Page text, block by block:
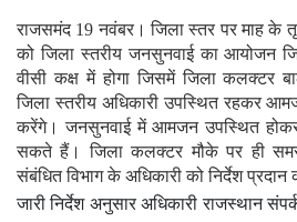
राजसमंद 19 नवंबर। जिला स्तर पर माह के
को जिला स्तरीय जनसुनवाई का आयोजन
वीसी कक्ष में होगा जिसमें जिला कलक्टर
जिला स्तरीय अधिकारी उपस्थित रहकर
करेंगे। जनसुनवाई में आमजन उपस्थित
सकते हैं। जिला कलक्टर मौके पर ही
संबंधित विभाग के अधिकारी को निर्देश प्रदान
जारी निर्देश अनुसार अधिकारी राजस्थान